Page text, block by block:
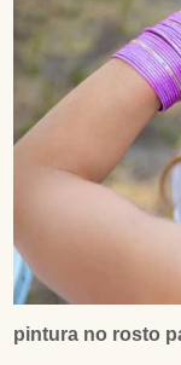
pintura no rosto